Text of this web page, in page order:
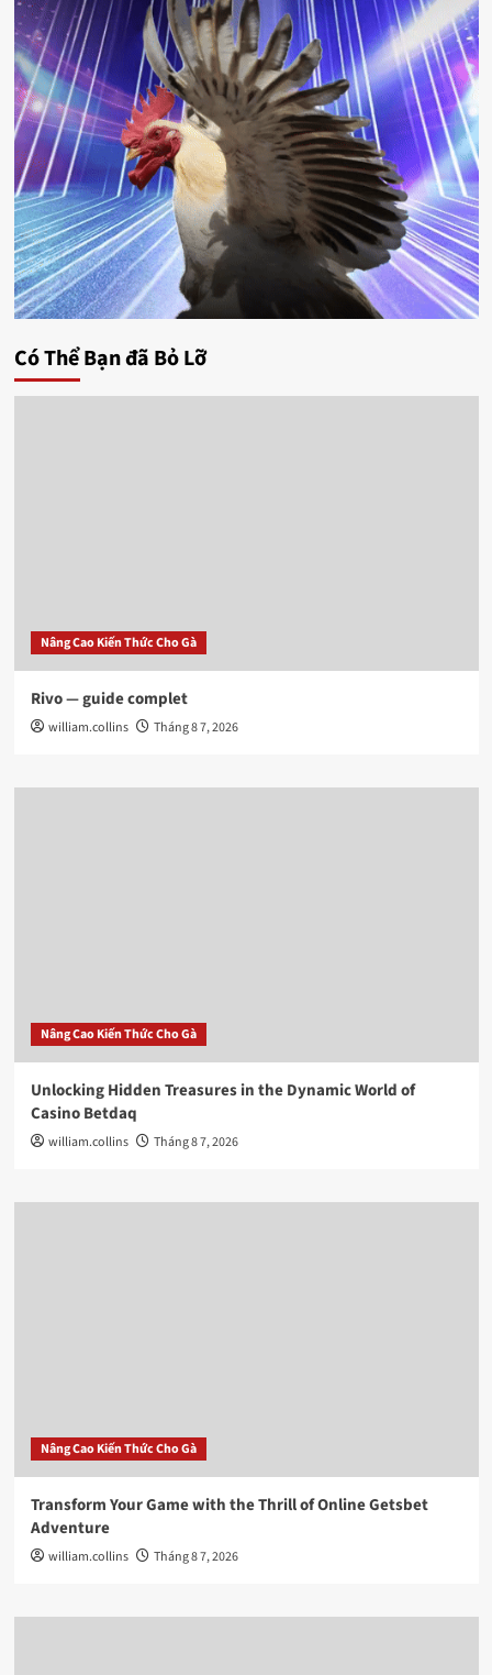
Có Thể Bạn đã Bỏ Lỡ
Nâng Cao Kiến Thức Cho Gà
Rivo — guide complet
william.collins Tháng 8 7, 2026
Nâng Cao Kiến Thức Cho Gà
Unlocking Hidden Treasures in the Dynamic World of
Casino Betdaq
william.collins Tháng 8 7, 2026
Nâng Cao Kiến Thức Cho Gà
Transform Your Game with the Thrill of Online Getsbet
Adventure
william.collins Tháng 8 7, 2026